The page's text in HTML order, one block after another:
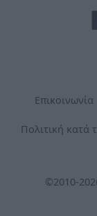
Επικοινωνία
Πολιτική κατά
©2010-